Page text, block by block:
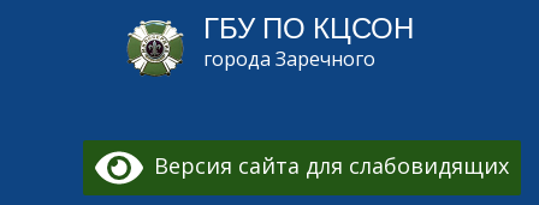
ГБУ ПО КЦСОН
города Заречного
Версия сайта для слабовидящих